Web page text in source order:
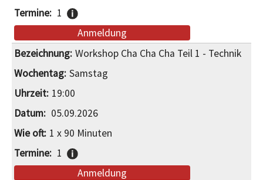
1
Anmeldung
Workshop Cha Cha Cha Teil 1 - Technik
Samstag
19:00
05.09.2026
1 x 90 Minuten
1
Anmeldung